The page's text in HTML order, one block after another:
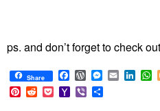
ps. and don’t forget to check
Share Facebook
WordPress
Messenger
Email
Pinterest
RedditPocketYahoo
Mail
Viber